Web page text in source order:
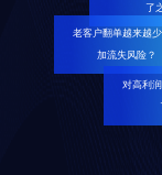
了
老客户翻单越来越
加流失风险？
对高利